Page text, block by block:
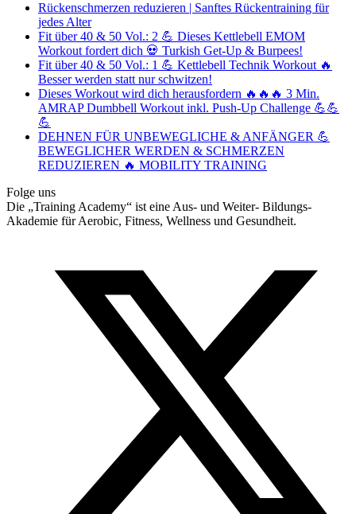
Rückenschmerzen reduzieren | Sanftes Rückentraining für
jedes Alter
Fit über 40 & 50 Vol.: 2 💪 Dieses Kettlebell EMOM
Workout fordert dich 💀 Turkish Get-Up & Burpees!
Fit über 40 & 50 Vol.: 1 💪 Kettlebell Technik Workout 🔥
Besser werden statt nur schwitzen!
Dieses Workout wird dich herausfordern 🔥🔥🔥 3 Min.
AMRAP Dumbbell Workout inkl. Push-Up Challenge 💪💪
💪
DEHNEN FÜR UNBEWEGLICHE & ANFÄNGER 💪
BEWEGLICHER WERDEN & SCHMERZEN
REDUZIEREN 🔥 MOBILITY TRAINING
Folge uns
Die „Training Academy“ ist eine Aus- und Weiter- Bildungs-
Akademie für Aerobic, Fitness, Wellness und Gesundheit.